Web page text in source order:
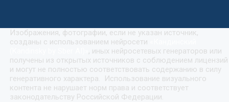
Изображения, фотографии, если не указан источник,
созданы с использованием нейросети
, иных нейросетевых генераторов или
получены из открытых источников с соблюдением лицензий
и могут не полностью соответствовать содержанию в силу
генеративного характера. Использование визуального
контента не нарушает норм права и соответствует
законодательству Российской Федерации.